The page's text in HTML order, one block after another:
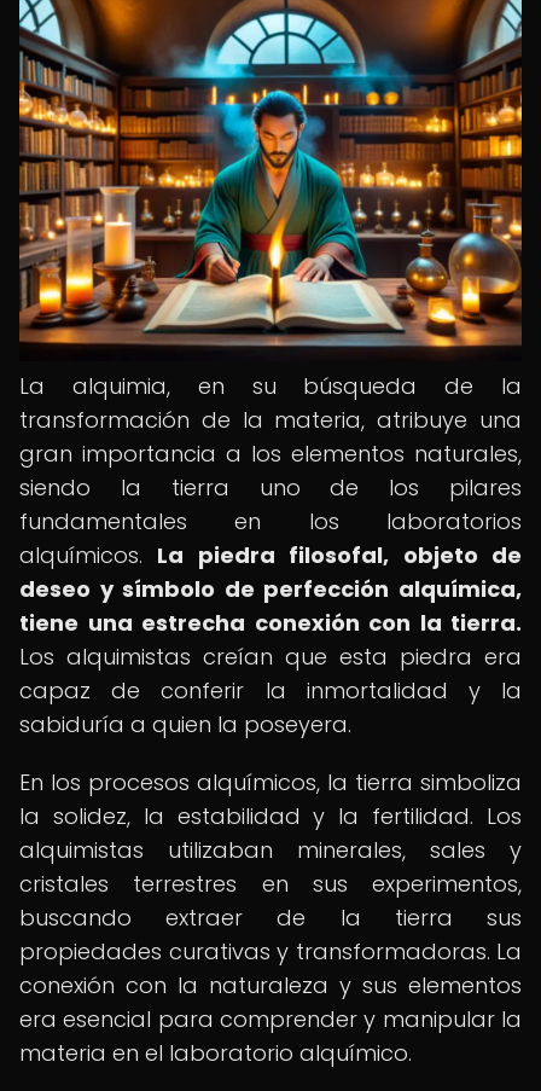
La alquimia, en su búsqueda de la
transformación de la materia, atribuye una
gran importancia a los elementos naturales,
siendo la tierra uno de los pilares
fundamentales en los laboratorios
alquímicos. La piedra filosofal, objeto de
deseo y símbolo de perfección alquímica,
tiene una estrecha conexión con la tierra.
Los alquimistas creían que esta piedra era
capaz de conferir la inmortalidad y la
sabiduría a quien la poseyera.
En los procesos alquímicos, la tierra simboliza
la solidez, la estabilidad y la fertilidad. Los
alquimistas utilizaban minerales, sales y
cristales terrestres en sus experimentos,
buscando extraer de la tierra sus
propiedades curativas y transformadoras. La
conexión con la naturaleza y sus elementos
era esencial para comprender y manipular la
materia en el laboratorio alquímico.